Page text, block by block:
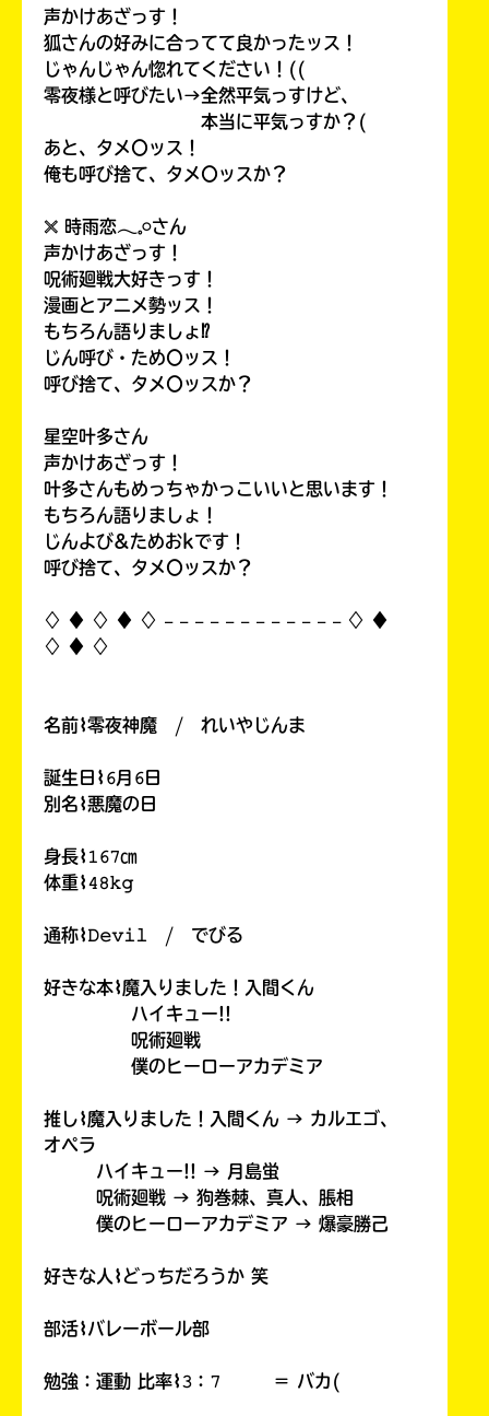
声かけあざっす！
狐さんの好みに合ってて良かったッス！
じゃんじゃん惚れてください！((
零夜様と呼びたい→全然平気っすけど、
本当に平気っすか？(
あと、タメ〇ッス！
俺も呼び捨て、タメ〇ッスか？
𓏴 時雨恋𓂃𓈒𓏸さん
声かけあざっす！
呪術廻戦大好きっす！
漫画とアニメ勢ッス！
もちろん語りましょ⁉
じん呼び・ため〇ッス！
呼び捨て、タメ〇ッスか？
星空叶多さん
声かけあざっす！
叶多さんもめっちゃかっこいいと思います！
もちろん語りましょ！
じんよび&ためおkです！
呼び捨て、タメ〇ッスか？
♢ ♦︎ ♢ ♦︎ ♢ 𓐄 𓐄 𓐄 𓐄 𓐄 𓐄 𓐄 𓐄 𓐄 𓐄 𓐄 𓐄 ♢ ♦︎
♢ ♦︎ ♢
名前⌇零夜神魔 / れいやじんま
誕生日⌇𝟼月𝟼日
別名⌇悪魔の日
身長⌇𝟷𝟼𝟽㎝
体重⌇𝟺𝟾𝚔𝚐
通称⌇𝙳𝚎𝚟𝚒𝚕 / でびる
好きな本⌇魔入りました！入間くん
ハイキュー!!
呪術廻戦
僕のヒーローアカデミア
推し⌇魔入りました！入間くん → カルエゴ、
オペラ
ハイキュー!! → 月島蛍
呪術廻戦 → 狗巻棘、真人、脹相
僕のヒーローアカデミア → 爆豪勝己
好きな人⌇どっちだろうか 笑
部活⌇バレーボール部
勉強：運動 比率⌇𝟹：𝟽 ＝ バカ(